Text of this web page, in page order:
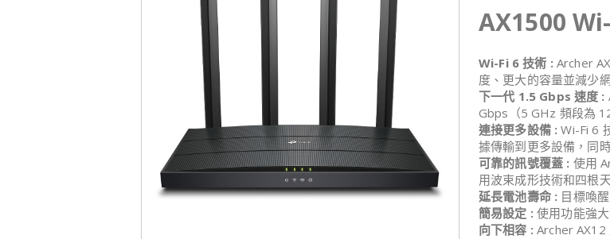
AX1500
Wi-Fi 6 技術 : Archer
度、更大的容量並減少
下一代 1.5 Gbps 速度 :
Gbps（5 GHz 頻段為
連接更多設備 :Wi-Fi 6
據傳輸到更多設備，同
可靠的訊號覆蓋 : 使用
用波束成形技術和四根
延長電池壽命 : 目標喚
簡易設定 :使用功能強
向下相容 :Archer AX12